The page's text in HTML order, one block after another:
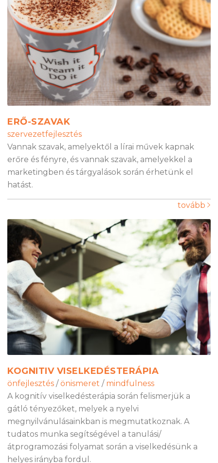
ERŐ-SZAVAK
szervezetfejlesztés
Vannak szavak, amelyektől a lírai művek kapnak
erőre és fényre, és vannak szavak, amelyekkel a
marketingben és tárgyalások során érhetünk el
hatást.
tovább
KOGNITIV VISELKEDÉSTERÁPIA
önfejlesztés / önismeret / mindfulness
A kognitív viselkedésterápia során felismerjük a
gátló tényezőket, melyek a nyelvi
megnyilvánulásainkban is megmutatkoznak. A
tudatos munka segítségével a tanulási/
átprogramozási folyamat során a viselkedésünk a
helyes irányba fordul.